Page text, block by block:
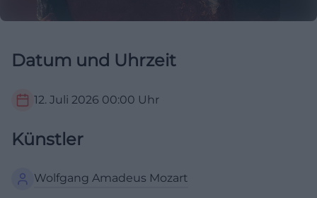
Datum und Uhrzeit
12. Juli 2026 00:00 Uhr
Künstler
Wolfgang Amadeus Mozart